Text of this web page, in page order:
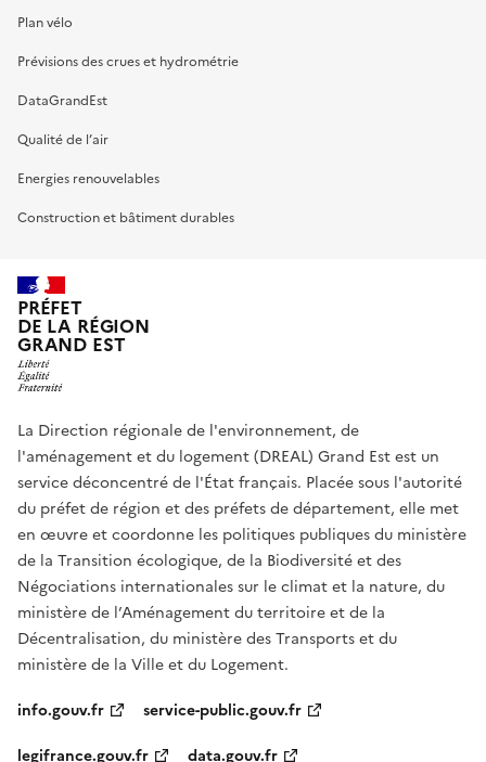
Plan vélo
Prévisions des crues et hydrométrie
DataGrandEst
Qualité de l’air
Energies renouvelables
Construction et bâtiment durables
PRÉFET
DE LA RÉGION
GRAND EST
La Direction régionale de l'environnement, de
l'aménagement et du logement (DREAL) Grand Est est un
service déconcentré de l'État français. Placée sous l'autorité
du préfet de région et des préfets de département, elle met
en œuvre et coordonne les politiques publiques du ministère
de la Transition écologique, de la Biodiversité et des
Négociations internationales sur le climat et la nature, du
ministère de l’Aménagement du territoire et de la
Décentralisation, du ministère des Transports et du
ministère de la Ville et du Logement.
info.gouv.fr
service-public.gouv.fr
legifrance.gouv.fr
data.gouv.fr